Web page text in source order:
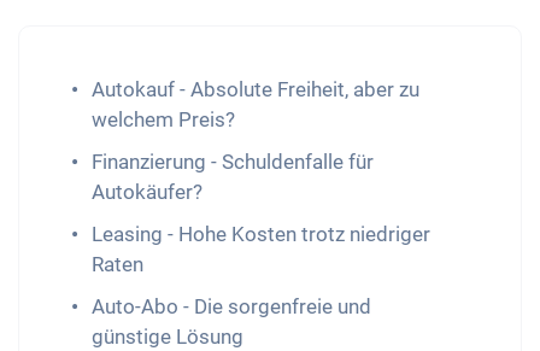
Autokauf - Absolute Freiheit, aber zu
welchem Preis?
Finanzierung - Schuldenfalle für
Autokäufer?
Leasing - Hohe Kosten trotz niedriger
Raten
Auto-Abo - Die sorgenfreie und
günstige Lösung